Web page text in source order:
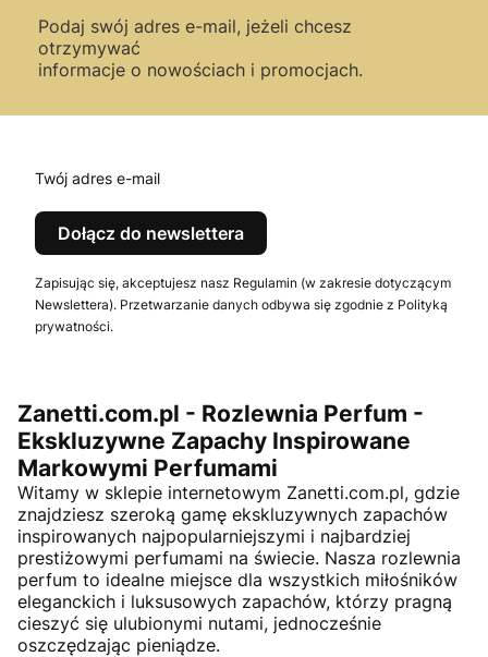
Podaj swój adres e-mail, jeżeli chcesz
otrzymywać
informacje o nowościach i promocjach.
Twój adres e-mail
Dołącz do newslettera
Zapisując się, akceptujesz nasz Regulamin (w zakresie dotyczącym
Newslettera). Przetwarzanie danych odbywa się zgodnie z Polityką
prywatności.
Zanetti.com.pl - Rozlewnia Perfum -
Ekskluzywne Zapachy Inspirowane
Markowymi Perfumami
Witamy w sklepie internetowym Zanetti.com.pl, gdzie
znajdziesz szeroką gamę ekskluzywnych zapachów
inspirowanych najpopularniejszymi i najbardziej
prestiżowymi perfumami na świecie. Nasza rozlewnia
perfum to idealne miejsce dla wszystkich miłośników
eleganckich i luksusowych zapachów, którzy pragną
cieszyć się ulubionymi nutami, jednocześnie
oszczędzając pieniądze.